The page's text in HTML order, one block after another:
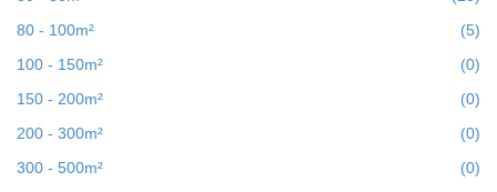
80 - 100m²
(5)
100 - 150m²
(0)
150 - 200m²
(0)
200 - 300m²
(0)
300 - 500m²
(0)